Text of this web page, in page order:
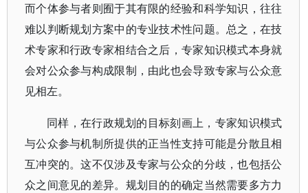
而个体参与者则囿于其有限的经验和科学知识，往往
难以判断规划方案中的专业技术性问题。总之，在技
术专家和行政专家相结合之后，专家知识模式本身就
会对公众参与构成限制，由此也会导致专家与公众意
见相左。
同样，在行政规划的目标刻画上，专家知识模式
与公众参与机制所提供的正当性支持可能是分散且相
互冲突的。这不仅涉及专家与公众的分歧，也包括公
众之间意见的差异。规划目的的确定当然需要多方力